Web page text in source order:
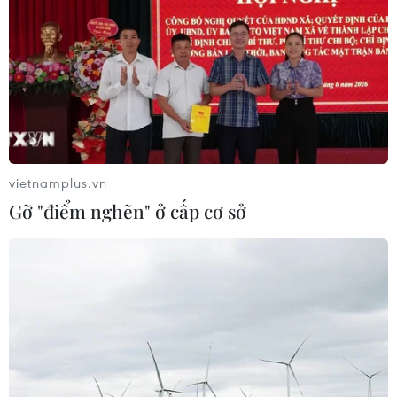
Ngày 8/8, tại Thái Lan ghi nhận 19.983 ca mắc mới
COVID-19, nâng tổng số ca mắc ở nước này lên
vietnamplus.vn
Gỡ "điểm nghẽn" ở cấp cơ sở